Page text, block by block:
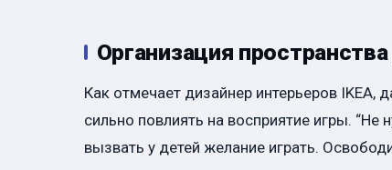
Организация
Как отмечает дизайнер интерьеров
сильно повлиять на восприятие игры.
вызвать у детей желание играть.